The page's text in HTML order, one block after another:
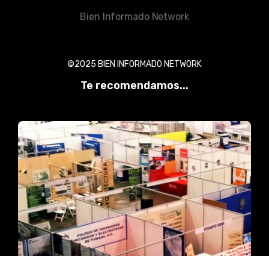
Bien Informado Network
©2025 BIEN INFORMADO NETWORK
Te recomendamos...